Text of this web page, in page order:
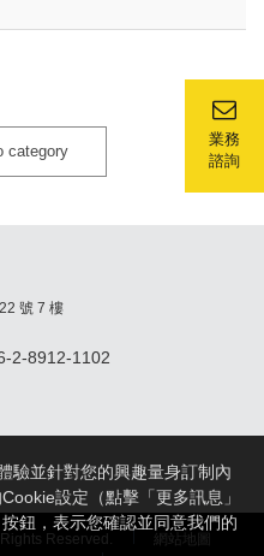
驗並針對您的興趣量身訂制內
設定（點擊「更多訊息」
鈕，表示您確認並同意我們的
業務
諮詢
category
號 7 樓
2-8912-1102
Reserved.
網站地圖